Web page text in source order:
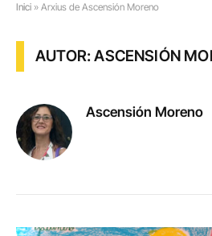
Inici » Arxius de Ascensión Moreno
AUTOR: ASCENSIÓN
Ascensión Moreno